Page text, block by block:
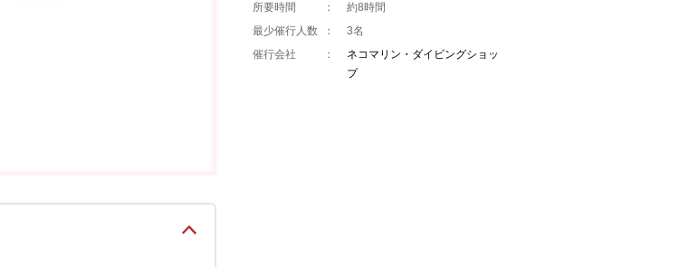
所要時間 ：
約8時間
最少催行人数
：
3名
催行会社
：
ネコマリン・ダイビングショッ
プ